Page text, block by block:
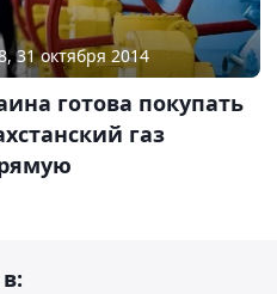
31 октября 2014
готова покупать
газ